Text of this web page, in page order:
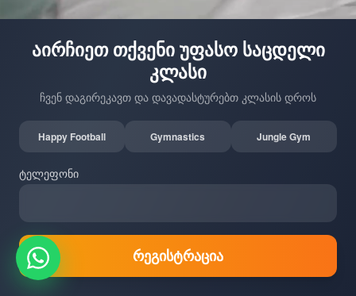
აირჩიეთ თქვენი უფასო საცდელი
კლასი
ჩვენ დაგირეკავთ და დავადასტურებთ კლასის დროს
Happy Football Gymnastics Jungle Gym
ტელეფონი
რეგისტრაცია